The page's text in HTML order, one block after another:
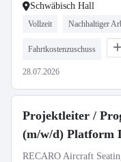
Schwäbisch Hall
Vollzeit Nachhaltiger
Fahrtkostenzuschuss
28.07.2026
Projektleiter /
(m/w/d) Platform
RECARO Aircraft